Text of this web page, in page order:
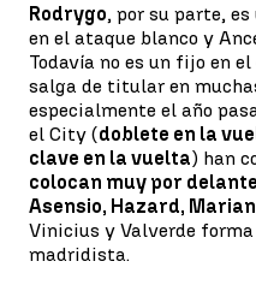
Rodrygo, por su parte,
en el ataque blanco y
Todavía no es un fijo en
salga de titular en
especialmente el año
el City (doblete en la
clave en la vuelta) han
colocan muy por
Asensio, Hazard,
Vinicius y Valverde
madridista.